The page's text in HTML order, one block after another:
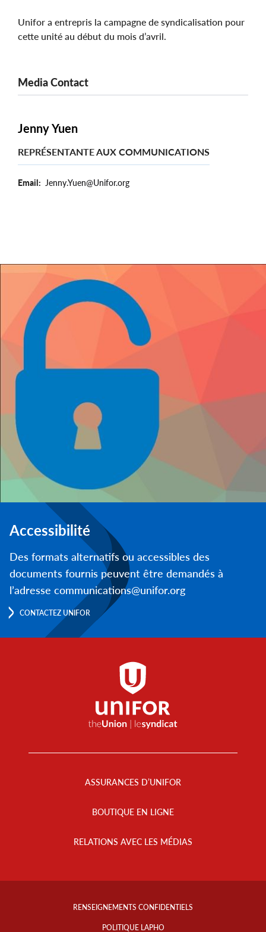
Unifor a entrepris la campagne de syndicalisation pour
cette unité au début du mois d’avril.
Media Contact
Jenny Yuen
REPRÉSENTANTE AUX COMMUNICATIONS
Email Jenny.Yuen@Unifor.org
Accessibilité
Des formats alternatifs ou accessibles des
documents fournis peuvent être demandés à
l’adresse communications@unifor.org
CONTACTEZ UNIFOR
ASSURANCES D’UNIFOR
BOUTIQUE EN LIGNE
RELATIONS AVEC LES MÉDIAS
Footer
RENSEIGNEMENTS CONFIDENTIELS
POLITIQUE LAPHO